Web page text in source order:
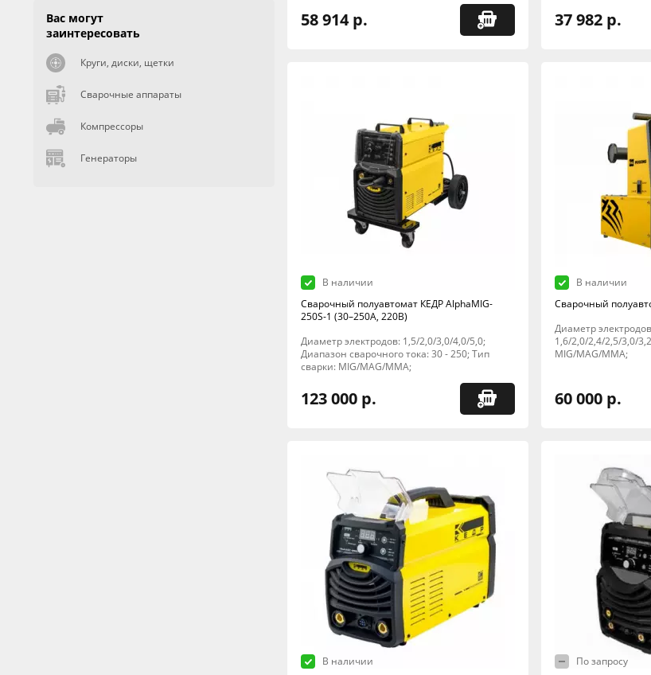
58 914 р. 37 982 р.
В наличии
Сварочный полуавтомат КЕДР AlphaMIG-
250S-1 (30–250А, 220В)
Диаметр электродов: 1,5/2,0/3,0/4,0/5,0;
Диапазон сварочного тока: 30 - 250; Тип
сварки: MIG/MAG/MMA;
123 000 р.
В наличии
Сварочный
Диаметр
1,6/2,0/2,4/2,5/3,0/
MIG/MAG/MMA;
60 000 р.
В наличии
По запросу
Вас могут
заинтересовать
Круги, диски, щетки
Сварочные аппараты
Компрессоры
Генераторы